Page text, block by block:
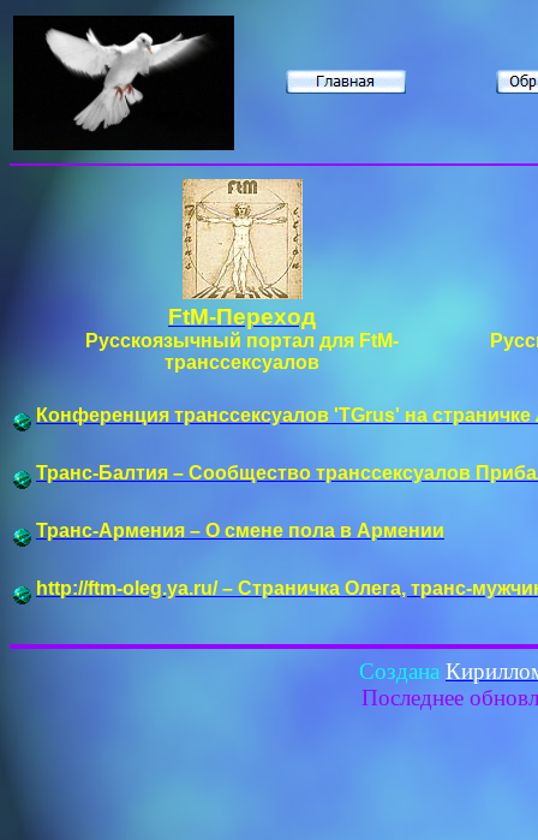
FtM-Переход
Русскоязычный портал для FtM-
транссексуалов
Конференция транссексуалов 'TGrus' на
Транс-Балтия – Сообщество транссексуалов
Транс-Армения – О смене пола в Армении
http://ftm-oleg.ya.ru/ – Страничка Олега, транс-
Создана
Последнее